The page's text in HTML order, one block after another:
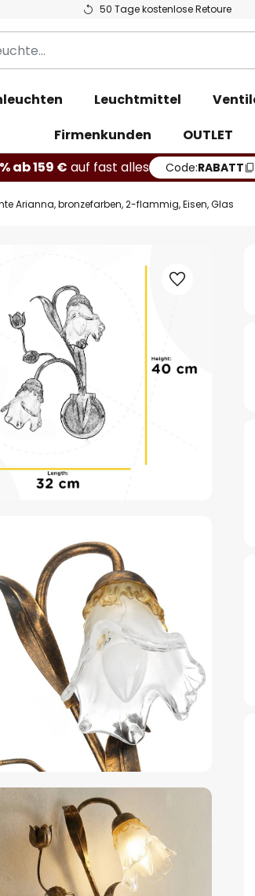
50 Tage kostenlose Retoure
Leuchtmittel
Firmenkunden
OUTLET
ab 159 € auf fast alles Code:RABATT
Arianna, bronzefarben, 2-flammig, Eisen, Glas